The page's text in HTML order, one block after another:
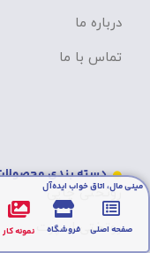
درباره ما
تماس با ما
دسته بندی
روتختی چاپی
روتختی اسپرت
مینی مال، اتاق خواب ایده‌آل
صفحه اصلی فروشگاه نمونه کار